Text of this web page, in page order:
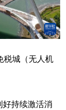
税城（无人机
持续激活消